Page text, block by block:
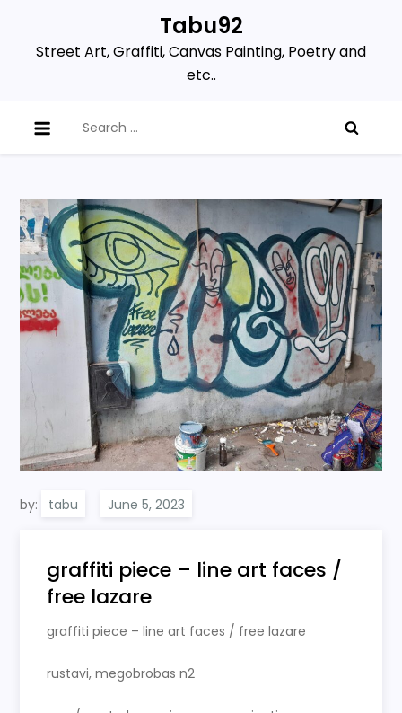
content
Tabu92
Street Art, Graffiti, Canvas Painting, Poetry and
etc..
for:
by: tabu
graffiti piece – line art faces /
free lazare
graffiti piece – line art faces / free lazare
rustavi, megobrobas n2